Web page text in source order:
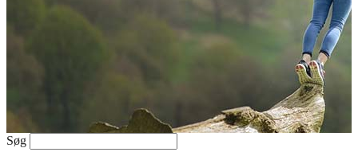
Søg